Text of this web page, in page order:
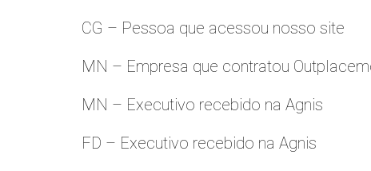
CG – Pessoa que acessou nosso site
MN – Empresa que contratou
MN – Executivo recebido na Agnis
FD – Executivo recebido na Agnis